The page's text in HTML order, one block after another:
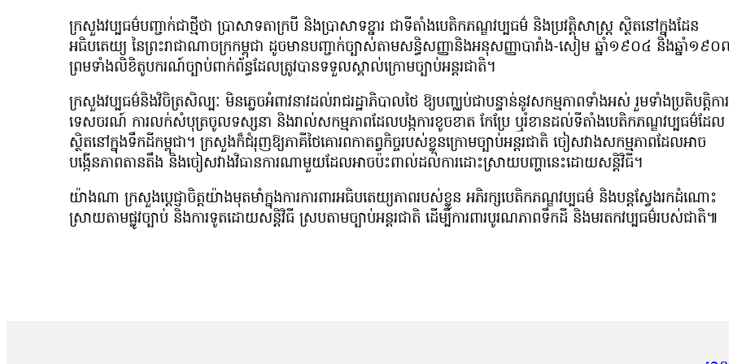
ក្រសួងវប្បធម៌បញ្ជាក់ជាថ្មីថា ប្រាសាទតាក្របី និងប្រាសាទខ្នារ ជាទីតាំងបេតិកភណ្ឌវប្បធម៌ និងប្រវត្តិសាស្ត្រ ស្ថិតនៅក្នុងដែន
អធិបតេយ្យ នៃព្រះរាជាណាចក្រកម្ពុជា ដូចមានបញ្ជាក់ច្បាស់​តាមសន្ធិសញ្ញានិងអនុសញ្ញាបារាំង-សៀម ឆ្នាំ១៩០៤ និងឆ្នាំ១៩០
ព្រមទាំងលិខិតូបករណ៍ច្បាប់ពាក់ព័ន្ធដែលត្រូវបានទទួលស្គាល់ក្រោមច្បាប់អន្តរជាតិ។
ក្រសួងវប្បធម៌និងវិចិត្រសិល្បៈ មិនភ្លេចអំពាវនាវដល់រាជរដ្ឋាភិបាលថៃ ឱ្យបញ្ឈប់ជាបន្ទាន់នូវសកម្មភាពទាំងអស់ រួមទាំងប្រតិបត្តិការ
ទេសចរណ៍ ការលក់សំបុត្រចូលទស្សនា និងរាល់សកម្មភាពដែលបង្កការខូចខាត កែប្រែ ឬរំខានដល់ទីតាំងបេតិកភណ្ឌវប្បធម៌ដែល
ស្ថិតនៅក្នុងទឹកដីកម្ពុជា។ ក្រសួងក៏ជំរុញឱ្យភាគីថៃគោរពកាតព្វកិច្ចរបស់ខ្លួនក្រោមច្បាប់អន្តរជាតិ ចៀសវាងសកម្មភាពដែលអាច
បង្កើនភាពតានតឹង និងចៀសវាងវិធានការណាមួយដែលអាចប៉ះពាល់ដល់ការដោះស្រាយបញ្ហានេះដោយសន្តិវិធី។
យ៉ាងណា ក្រសួងប្តេជ្ញាចិត្តយ៉ាងមុតមាំក្នុងការការពារអធិបតេយ្យភាពរបស់ខ្លួន អភិរក្សបេតិកភណ្ឌវប្បធម៌ និងបន្តស្វែងរកដំណោះ
ស្រាយតាមផ្លូវច្បាប់ និងការទូតដោយសន្តិវិធី ស្របតាមច្បាប់អន្តរជាតិ ដើម្បីការពារបូរណភាពទឹកដី និងមរតកវប្បធម៌របស់ជាតិ៕